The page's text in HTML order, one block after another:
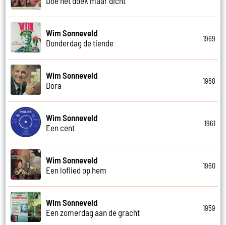
Wim Sonneveld
Donderdag de tiende
1969
Wim Sonneveld
Dora
1968
Wim Sonneveld
Een cent
1961
Wim Sonneveld
Een loflied op hem
1960
Wim Sonneveld
Een zomerdag aan de gracht
1959